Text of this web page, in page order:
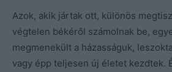
Azok, akik jártak ott, különös
végtelen békéről számolnak be,
megmenekült a házasságuk,
vagy épp teljesen új életet kezdtek.